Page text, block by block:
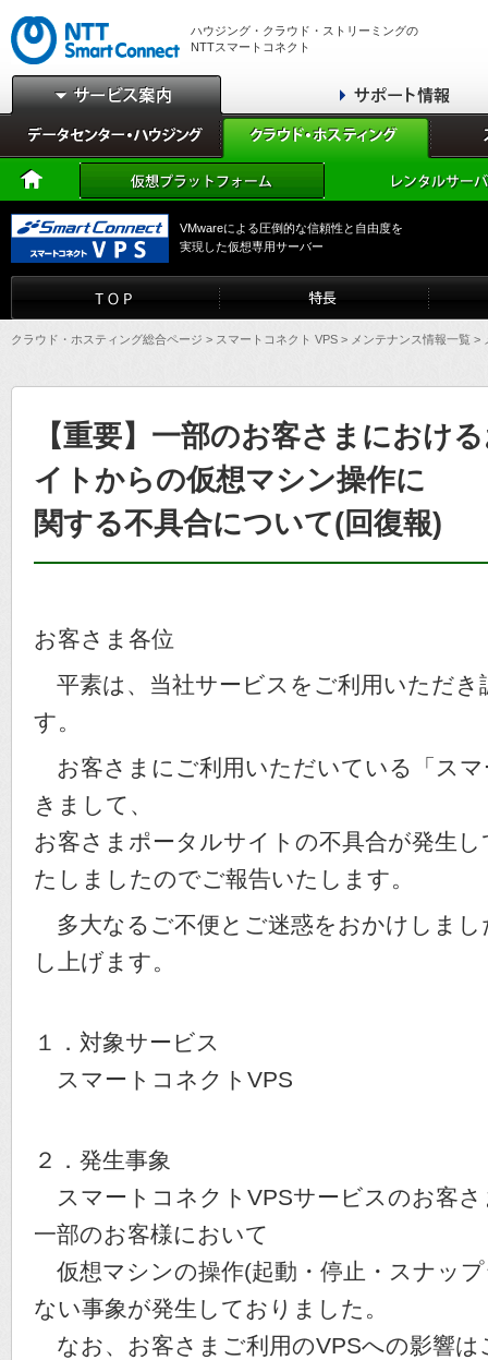
ハウジング・クラウド・ストリーミングの
NTTスマートコネクト
VMwareによる圧倒的な信頼性と自由度を
実現した仮想専用サーバー
クラウド・ホスティング総合ページ > スマートコネクト VPS > メンテナンス情報一覧 >
【重要】一部のお客さまにおけ
イトからの仮想マシン操作に
関する不具合について(回復報)
お客さま各位
平素は、当社サービスをご利用いただ
す。
お客さまにご利用いただいている「ス
きまして、
お客さまポータルサイトの不具合が発生
たしましたのでご報告いたします。
多大なるご不便とご迷惑をおかけしま
し上げます。
１．対象サービス
スマートコネクトVPS
２．発生事象
スマートコネクトVPSサービスのお客
一部のお客様において
仮想マシンの操作(起動・停止・スナッ
ない事象が発生しておりました。
なお、お客さまご利用のVPSへの影響は